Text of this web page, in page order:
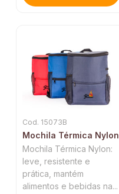
Cod. 15073B
Mochila Térmica Nylon
Mochila Térmica Nylon:
leve, resistente e
prática, mantém
alimentos e bebidas na...